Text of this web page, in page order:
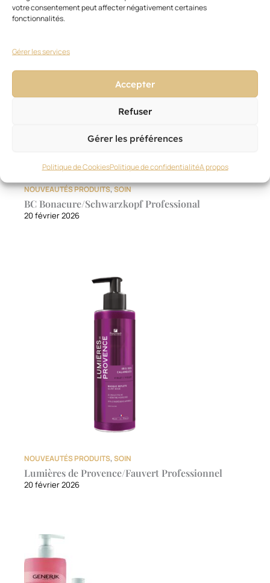
votre consentement peut affecter négativement certaines
fonctionnalités.
Gérer les services
Accepter
Refuser
Gérer les préférences
Politique de CookiesPolitique de confidentialitéA propos
NOUVEAUTÉS PRODUITS,SOIN
BC Bonacure/Schwarzkopf Professional
20 février 2026
NOUVEAUTÉS PRODUITS,SOIN
Lumières de Provence/Fauvert Professionnel
20 février 2026